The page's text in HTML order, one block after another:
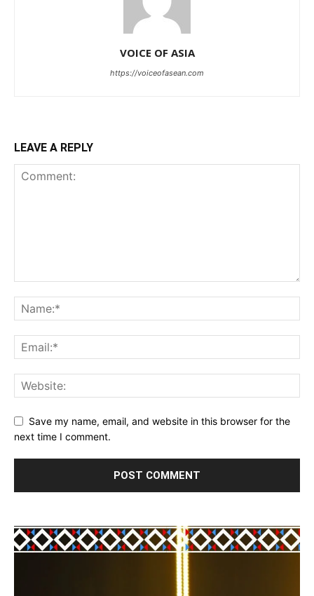
VOICE OF ASIA
https://voiceofasean.com
LEAVE A REPLY
Save my name, email, and website in this browser for the
next time I comment.